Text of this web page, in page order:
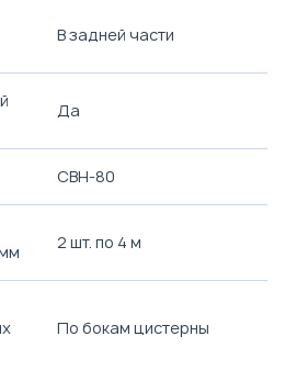
В задней части
Да
СВН-80
2 шт. по 4 м
По бокам цистерны